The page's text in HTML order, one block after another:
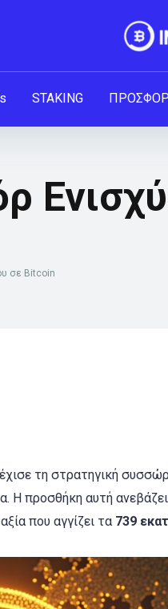
STAKING
σε Bitcoin
τη στρατηγική
Η προσθήκη αυτή
που αγγίζει τα 739